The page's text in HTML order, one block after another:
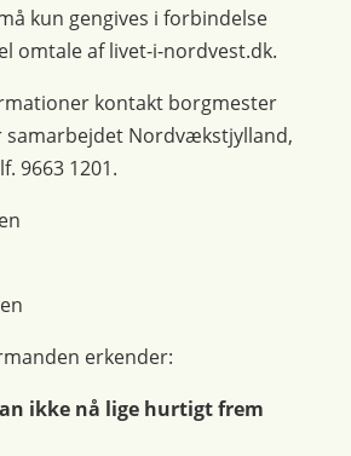
kun gengives i forbindelse
omtale af livet-i-nordvest.dk.
kontakt borgmester
samarbejdet Nordvækstjylland,
9663 1201.
erkender:
ikke nå lige hurtigt frem